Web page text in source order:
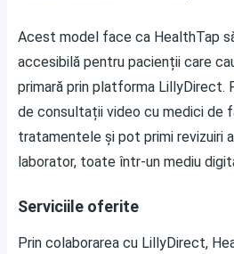
Acest model face ca HealthTap
accesibilă pentru pacienții care
primară prin platforma LillyDirect.
de consultații video cu medici de
tratamentele și pot primi revizuiri
laborator, toate într-un mediu
Serviciile oferite
Prin colaborarea cu LillyDirect,